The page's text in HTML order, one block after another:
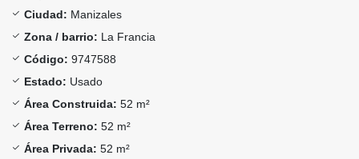
Ciudad: Manizales
Zona / barrio: La Francia
Código: 9747588
Estado: Usado
Área Construida: 52 m²
Área Terreno: 52 m²
Área Privada: 52 m²